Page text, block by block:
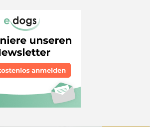
Sie Anregungen möchten,
Website eine Seite mit Namen
SIE KÖNNEN AB DEM 8.
Das ist kein
ist gesetzlich erst
und der Heimtierausweis
gültig. Nach Deutschland dürfen
ohnehin erst ab 15 Wochen
einen Hund für den Winter oder für
ist das genau der richtige